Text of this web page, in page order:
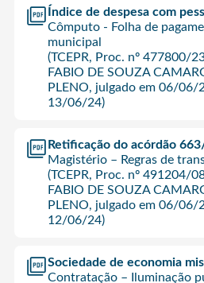
Índice de despesa com
Cômputo - Folha de
municipal
(TCEPR, Proc. nº 477800/
FABIO DE SOUZA
PLENO, julgado em 06/06/
13/06/24)
Retificação do acórdão
Magistério – Regras de
(TCEPR, Proc. nº 491204/
FABIO DE SOUZA
PLENO, julgado em 06/06/
12/06/24)
Sociedade de economia
Contratação – Iluminação